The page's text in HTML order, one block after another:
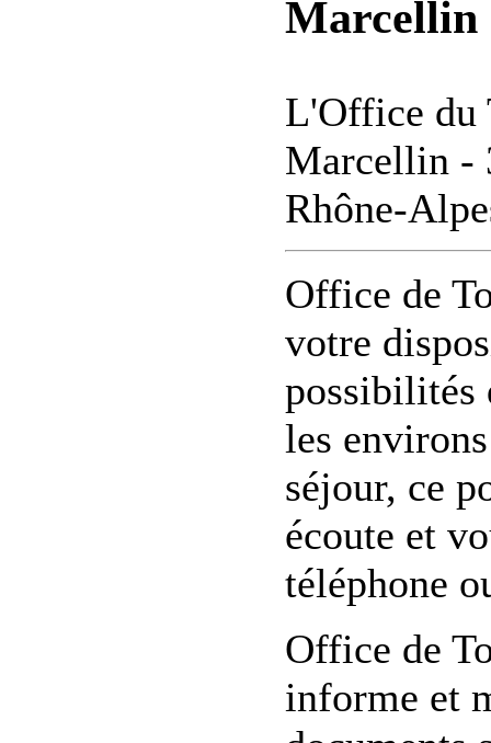
Marcellin
L'Office du
Marcellin -
Rhône-
Office de
votre
possibilités
les
séjour, ce
écoute et
téléphone
Office de
informe et